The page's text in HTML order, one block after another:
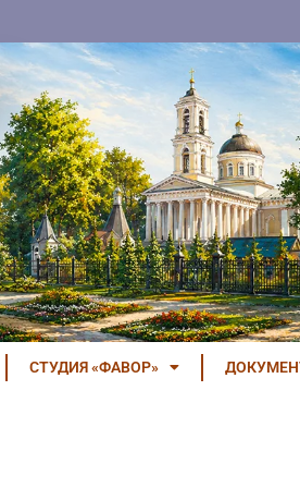
СТУДИЯ «ФАВОР»